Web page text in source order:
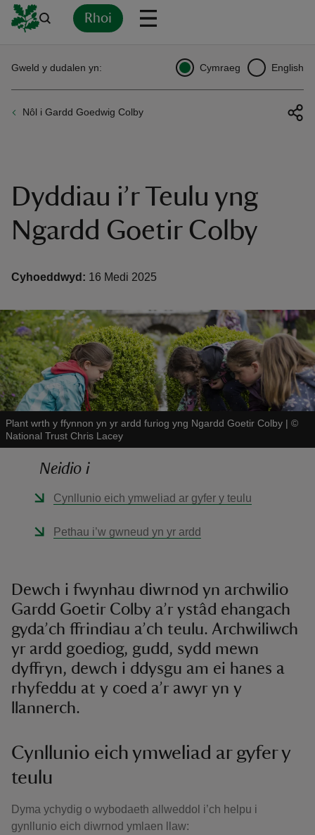
Rhoi
Nôl i Gardd Goedwig Colby
Gweld y dudalen yn: Cymraeg English
Dyddiau i’r Teulu yng
Ngardd Goetir Colby
Cyhoeddwyd: 16 Medi 2025
Plant wrth y ffynnon yn yr ardd furiog yng Ngardd Goetir Colby | ©
National Trust Chris Lacey
Neidio i
Cynllunio eich ymweliad ar gyfer y teulu
Pethau i’w gwneud yn yr ardd
Dewch i fwynhau diwrnod yn archwilio
Gardd Goetir Colby a’r ystâd ehangach
gyda’ch ffrindiau a’ch teulu. Archwiliwch
yr ardd goediog, gudd, sydd mewn
dyffryn, dewch i ddysgu am ei hanes a
rhyfeddu at y coed a’r awyr yn y
llannerch.
Cynllunio eich ymweliad ar gyfer y
teulu
Dyma ychydig o wybodaeth allweddol i’ch helpu i
gynllunio eich diwrnod ymlaen llaw: